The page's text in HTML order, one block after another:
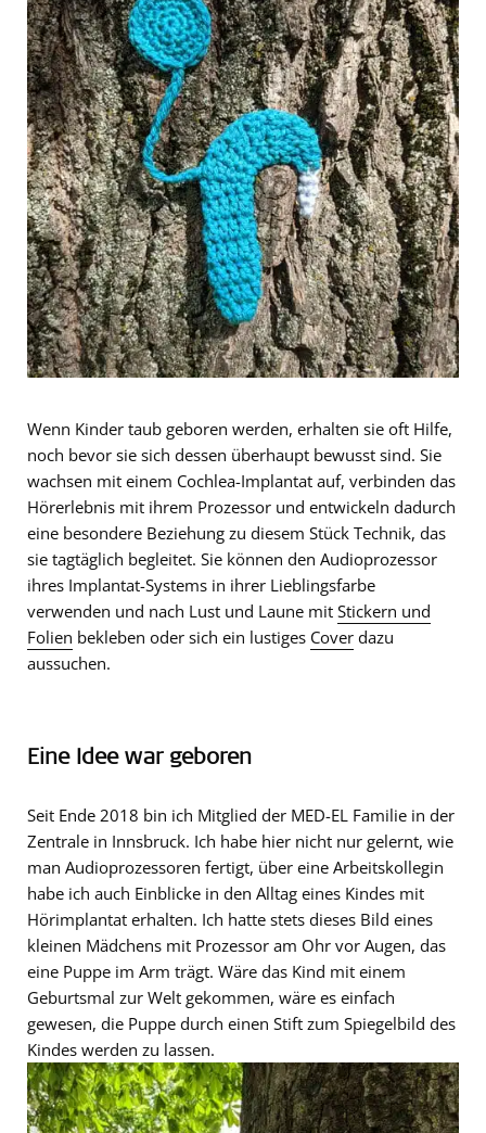
Wenn Kinder taub geboren werden, erhalten sie oft Hilfe,
noch bevor sie sich dessen überhaupt bewusst sind. Sie
wachsen mit einem Cochlea-Implantat auf, verbinden das
Hörerlebnis mit ihrem Prozessor und entwickeln dadurch
eine besondere Beziehung zu diesem Stück Technik, das
sie tagtäglich begleitet. Sie können den Audioprozessor
ihres Implantat-Systems in ihrer Lieblingsfarbe
verwenden und nach Lust und Laune mit Stickern und
Folien bekleben oder sich ein lustiges Cover dazu
aussuchen.
Eine Idee war geboren
Seit Ende 2018 bin ich Mitglied der MED-EL Familie in der
Zentrale in Innsbruck. Ich habe hier nicht nur gelernt, wie
man Audioprozessoren fertigt, über eine Arbeitskollegin
habe ich auch Einblicke in den Alltag eines Kindes mit
Hörimplantat erhalten. Ich hatte stets dieses Bild eines
kleinen Mädchens mit Prozessor am Ohr vor Augen, das
eine Puppe im Arm trägt. Wäre das Kind mit einem
Geburtsmal zur Welt gekommen, wäre es einfach
gewesen, die Puppe durch einen Stift zum Spiegelbild des
Kindes werden zu lassen.